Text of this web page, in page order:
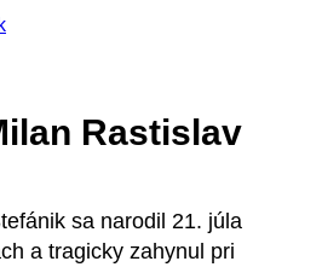
Rastislav
sa narodil 21. júla
a tragicky zahynul pri